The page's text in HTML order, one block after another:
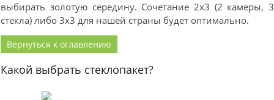
выбирать золотую середину. Сочетание 2х3 (2 камеры, 3
стекла) либо 3х3 для нашей страны будет оптимально.
Вернуться к оглавлению
Какой выбрать стеклопакет?